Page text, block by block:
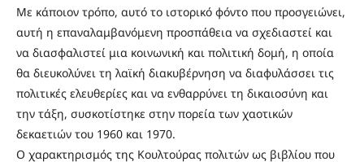
Με κάποιον τρόπο, αυτό το ιστορικό φόντο που προσγειώνει,
αυτή η επαναλαμβανόμενη προσπάθεια να σχεδιαστεί και
να διασφαλιστεί μια κοινωνική και πολιτική δομή, η οποία
θα διευκολύνει τη λαϊκή διακυβέρνηση να διαφυλάσσει τις
πολιτικές ελευθερίες και να ενθαρρύνει τη δικαιοσύνη και
την τάξη, συσκοτίστηκε στην πορεία των χαοτικών
δεκαετιών του 1960 και 1970.
Ο χαρακτηρισμός της Κουλτούρας πολιτών ως βιβλίου που